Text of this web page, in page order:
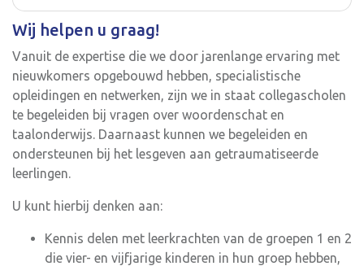
Wij helpen u graag!
Vanuit de expertise die we door jarenlange ervaring met
nieuwkomers opgebouwd hebben, specialistische
opleidingen en netwerken, zijn we in staat collegascholen
te begeleiden bij vragen over woordenschat en
taalonderwijs. Daarnaast kunnen we begeleiden en
ondersteunen bij het lesgeven aan getraumatiseerde
leerlingen.
U kunt hierbij denken aan:
Kennis delen met leerkrachten van de groepen 1 en 2
die vier- en vijfjarige kinderen in hun groep hebben,